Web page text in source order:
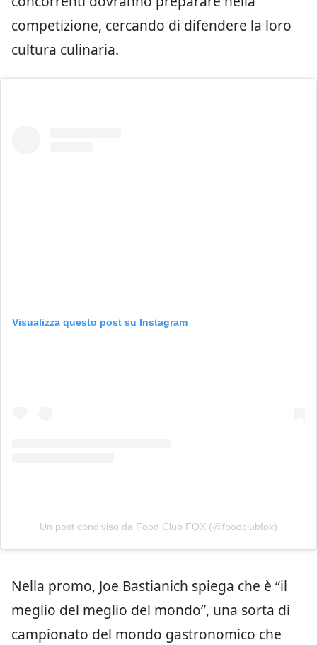
competizione, cercando di difendere la loro
cultura culinaria.
Visualizza questo post su Instagram
Un post condiviso da Food Club FOX (@foodclubfox)
Nella promo, Joe Bastianich spiega che è “il
meglio del meglio del mondo”, una sorta di
campionato del mondo gastronomico che